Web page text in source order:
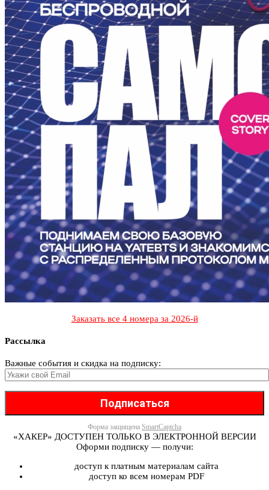
Заказать все 4 номера за 2026-й
Рассылка
Важные события и скидка на подписку:
Форма защищена SmartCaptcha
«ХАКЕР» ДОСТУПЕН ТОЛЬКО В ЭЛЕКТРОННОЙ ВЕРСИИ
Оформи подписку — получи:
доступ к платным материалам сайта
доступ ко всем номерам PDF